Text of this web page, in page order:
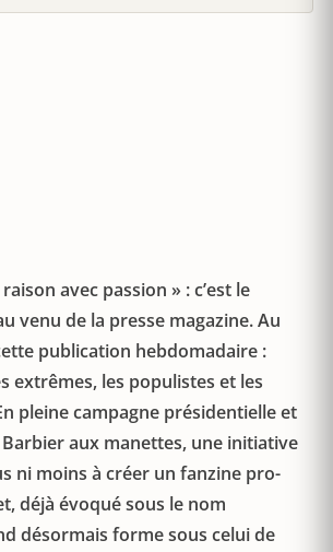
avec passion » : c’est le
venu de la presse magazine. Au
publication hebdomadaire :
extrêmes, les populistes et les
pleine campagne présidentielle et
aux manettes, une initiative
ni moins à créer un fanzine pro-
déjà évoqué sous le nom
désormais forme sous celui de